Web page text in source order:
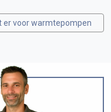
er voor warmtepompen